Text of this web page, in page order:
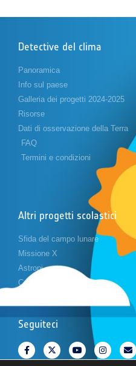
Detective del clima
Panoramica
Info sul paese
Galleria dei progetti 2024-2025
Risorse
Dati di osservazione della Terra
FAQ
Termini e condizioni
Altri progetti scolastici
Sfida del campo lunare
Missione X
Astropi
Cansat
Seguiteci